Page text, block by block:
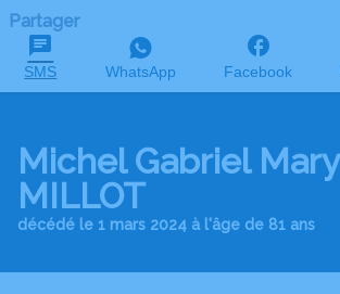
Partager
SMS WhatsApp Facebook
Michel Gabriel Mary
MILLOT
décédé le 1 mars 2024 à l'âge de 81 ans